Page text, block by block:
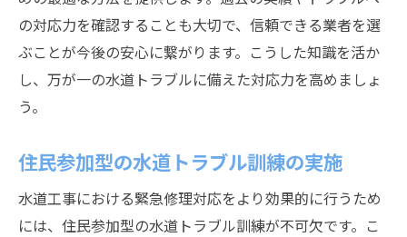
の対応力を確認することも大切で、信頼できる業者を選
ぶことが今後の安心に繋がります。こうした知識を活か
し、万が一の水道トラブルに備えた対応力を高めましょ
う。
住民参加型の水道トラブル訓練の実施
水道工事における緊急修理対応をより効果的に行うため
には、住民参加型の水道トラブル訓練が不可欠です。こ